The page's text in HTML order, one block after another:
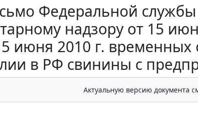
Федеральной
надзору от 15
июня 2010 г. временных
в РФ свинины с
Актуальную версию документа